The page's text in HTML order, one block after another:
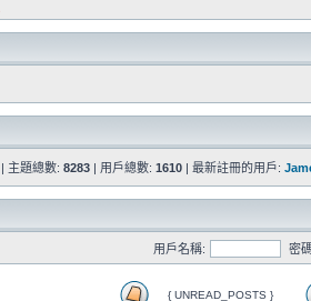
| 主題總數: 8283 | 用戶總數: 1610 | 最新註冊的用戶:
用戶名稱: 密
{ UNREAD_POSTS }